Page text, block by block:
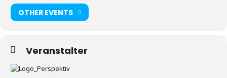
OTHER EVENTS
Veranstalter